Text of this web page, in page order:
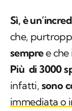
Sì, è
che,
sempree
Più di 3000
infatti, sono
immediata o